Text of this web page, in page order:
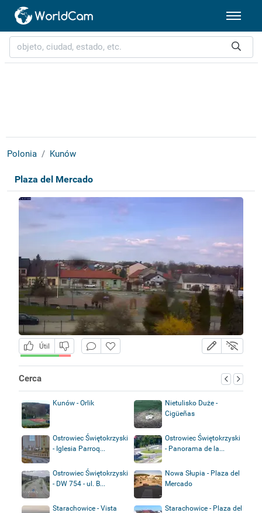
Polonia Kunów
Plaza del Mercado
Útil
Cerca
Kunów - Orlik
Nietulisko Duże -
Cigüeñas
Ostrowiec Świętokrzyski
- Iglesia Parroq...
Ostrowiec Świętokrzyski
- Panorama de la...
Ostrowiec Świętokrzyski
- DW 754 - ul. B...
Nowa Słupia - Plaza del
Mercado
Starachowice - Vista
Starachowice - Plaza del